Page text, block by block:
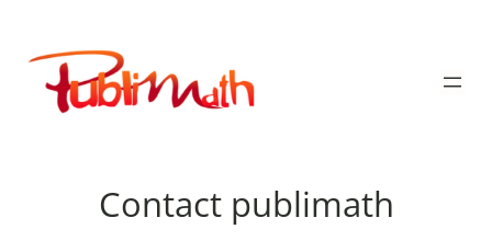
contenu
Publimath
Contact publimath